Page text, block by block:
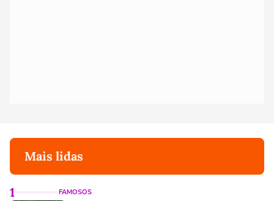
Mais lidas
1 FAMOSOS